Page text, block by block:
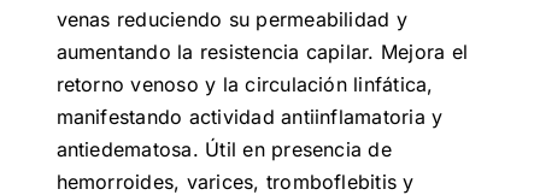
venas reduciendo su permeabilidad y
aumentando la resistencia capilar. Mejora el
retorno venoso y la circulación linfática,
manifestando actividad antiinflamatoria y
antiedematosa. Útil en presencia de
hemorroides, varices, tromboflebitis y